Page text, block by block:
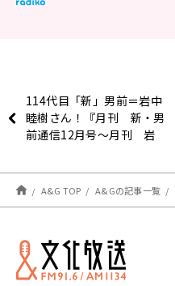
114代目「新」男前＝岩中
睦樹さん！『月刊 新・男
前通信12月号～月刊 岩
A&G TOP A&Gの記事一覧